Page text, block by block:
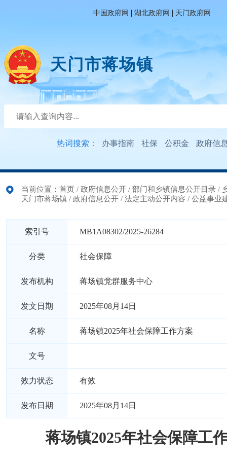
中国政府网 | 湖北政府网 | 天门政府网
天门市蒋场镇
热词搜索： 办事指南 社保 公积金 政府信
当前位置： 首页 / 政府信息公开 / 部门和乡镇信息公开目录 /
天门市蒋场镇 / 政府信息公开 / 法定主动公开内容 / 公益事业
索引号 MB1A08302/2025-26284
分类 社会保障
发布机构 蒋场镇党群服务中心
发文日期 2025年08月14日
名称 蒋场镇2025年社会保障工作方案
文号
效力状态 有效
发布日期 2025年08月14日
蒋场镇2025年社会保障工